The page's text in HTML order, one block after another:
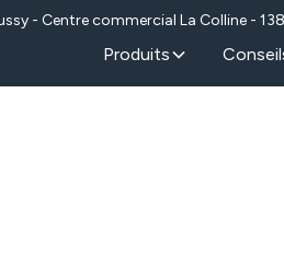
- Centre commercial La Colline -
Produits